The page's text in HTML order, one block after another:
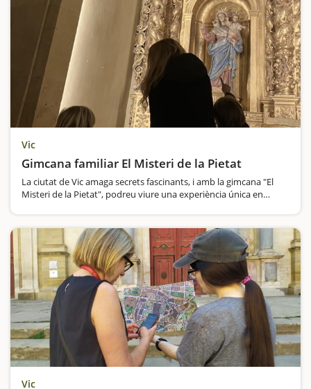
Vic
Gimcana familiar El Misteri de la Pietat
La ciutat de Vic amaga secrets fascinants, i amb la gimcana "El
Misteri de la Pietat", podreu viure una experiència única en
Vic